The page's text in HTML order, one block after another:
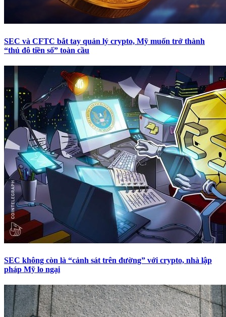
SEC và CFTC bắt tay quản lý crypto, Mỹ muốn trở thành
“thủ đô tiền số” toàn cầu
SEC không còn là “cảnh sát trên đường” với crypto, nhà lập
pháp Mỹ lo ngại